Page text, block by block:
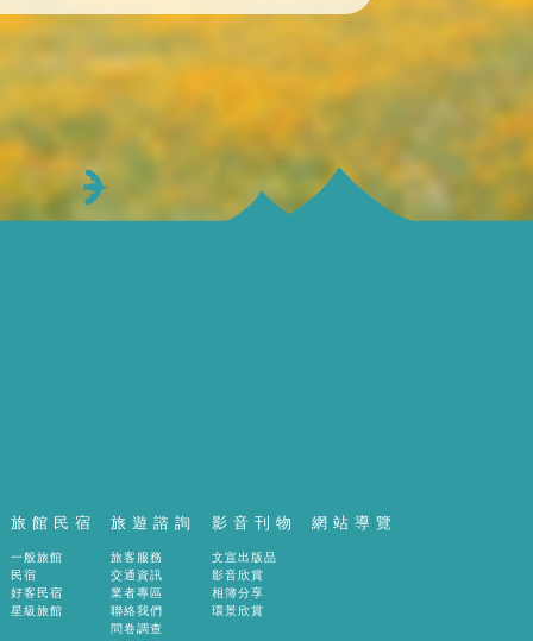
旅館民宿
一般旅館
民宿
好客民宿
星級旅館
旅遊諮詢
旅客服務
交通資訊
業者專區
聯絡我們
問卷調查
影音刊物
文宣出版品
影音欣賞
相簿分享
環景欣賞
網站導覽